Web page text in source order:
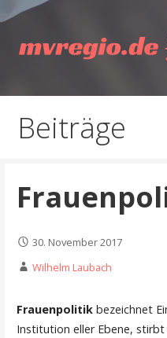
mvregio.de
Entdecken Sie MVregio -
nützliche Tipps
Beiträge
30. November 2017
Wilhelm Laubach
Frauenpolitikbezeichnet
Institution eller Ebene, stirbt